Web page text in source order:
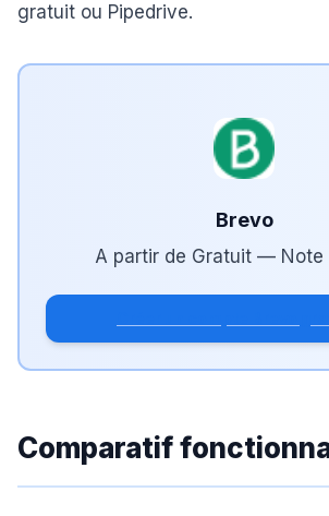
gratuit ou Pipedrive.
Brevo
A partir de Gratuit — Note
Comparatif